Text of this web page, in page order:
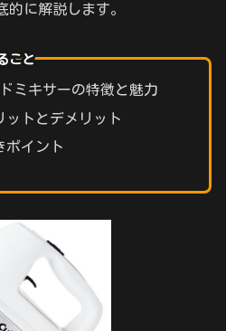
的に解説します。
こと
ミキサーの特徴と魅力
ットとデメリット
ポイント